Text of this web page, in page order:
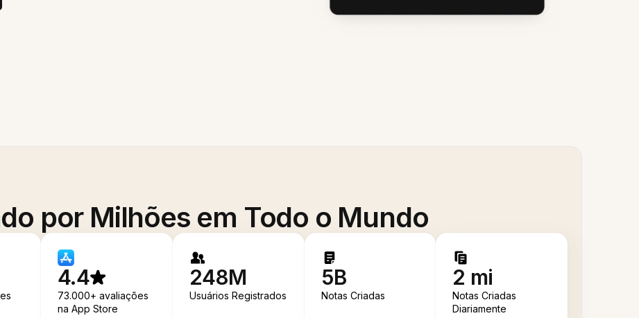
por Milhões em Todo o Mundo
4.4
73.000+ avaliações
na App Store
248M
Usuários Registrados
5B
Notas Criadas
2 mi
Notas Criadas
Diariamente